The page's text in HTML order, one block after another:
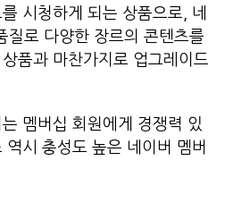
시청하게 되는 상품으로, 네
질로 다양한 장르의 콘텐츠를
품과 마찬가지로 업그레이드
멤버십 회원에게 경쟁력 있
시 충성도 높은 네이버 멤버